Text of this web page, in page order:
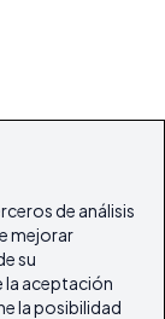
de análisis
mejorar
su
la aceptación
la posibilidad